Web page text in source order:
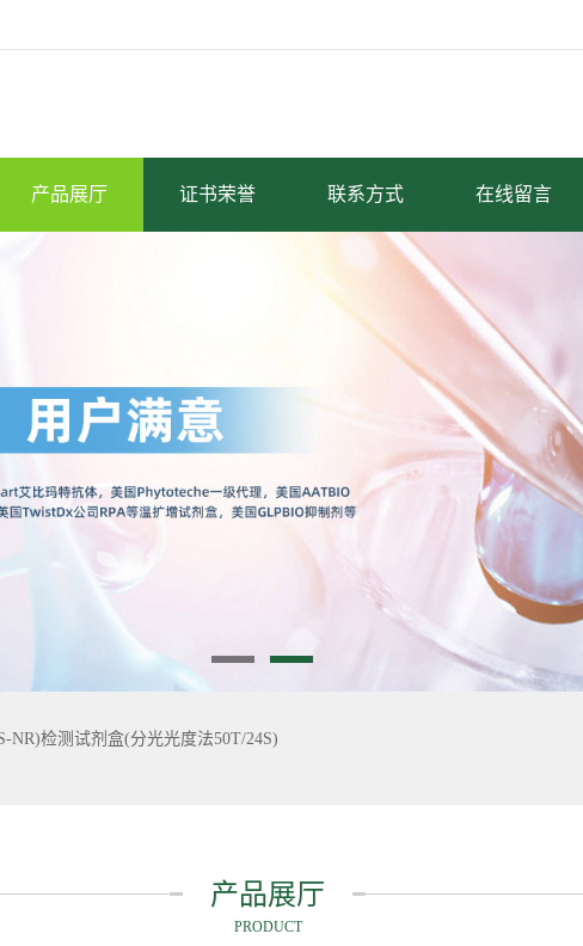
产品展厅 证书荣誉 联系方式 在线留言
NR)检测试剂盒(分光光度法50T/24S)
产品展厅
PRODUCT